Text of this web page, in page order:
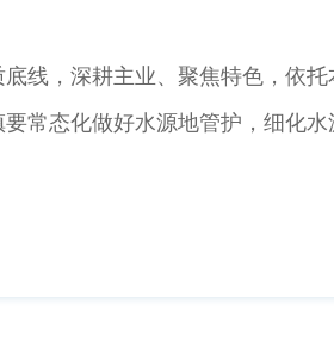
，深耕主业、聚焦特色，依托
常态化做好水源地管护，细化